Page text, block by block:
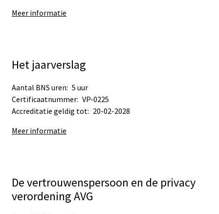
Meer informatie
Het jaarverslag
Aantal BNS uren: 5 uur
Certificaatnummer: VP-0225
Accreditatie geldig tot: 20-02-2028
Meer informatie
De vertrouwenspersoon en de privacy
verordening AVG